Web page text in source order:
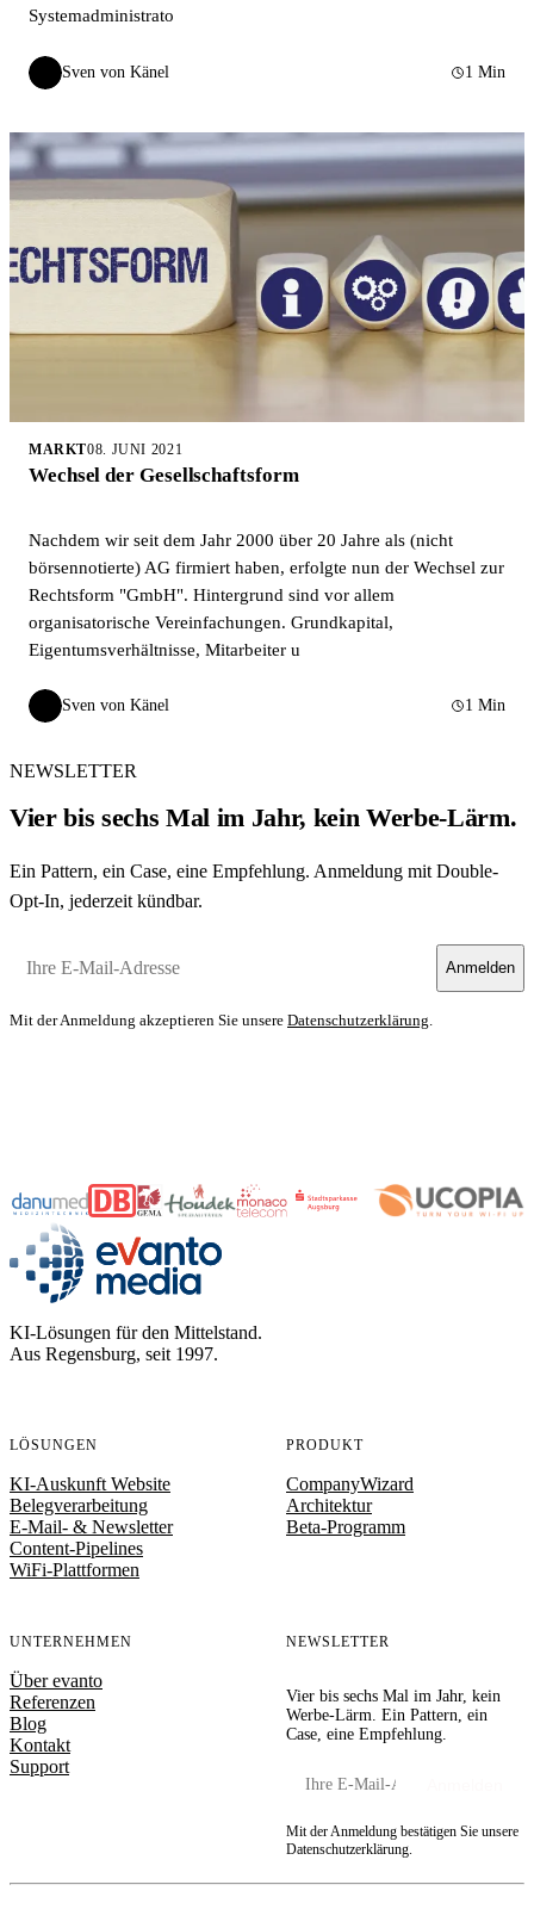
Systemadministrato
Sven von Känel 1 Min
MARKT08. JUNI 2021
Wechsel der Gesellschaftsform
Nachdem wir seit dem Jahr 2000 über 20 Jahre als (nicht
börsennotierte) AG firmiert haben, erfolgte nun der Wechsel zur
Rechtsform "GmbH". Hintergrund sind vor allem
organisatorische Vereinfachungen. Grundkapital,
Eigentumsverhältnisse, Mitarbeiter u
Sven von Känel 1 Min
NEWSLETTER
Vier bis sechs Mal im Jahr, kein Werbe-Lärm.
Ein Pattern, ein Case, eine Empfehlung. Anmeldung mit Double-
Opt-In, jederzeit kündbar.
Anmelden
Mit der Anmeldung akzeptieren Sie unsere Datenschutzerklärung
evanto media
KI-Lösungen für den Mittelstand.
Aus Regensburg, seit 1997.
LÖSUNGEN
KI-Auskunft Website
Belegverarbeitung
E-Mail- & Newsletter
Content-Pipelines
WiFi-Plattformen
PRODUKT
CompanyWizard
Architektur
Beta-Programm
UNTERNEHMEN
Über evanto
Referenzen
Blog
Kontakt
Support
NEWSLETTER
Vier bis sechs Mal im Jahr, kein
Werbe-Lärm. Ein Pattern, ein
Case, eine Empfehlung.
Ihre E-Mail-Adresse
Mit der Anmeldung bestätigen Sie unsere
Datenschutzerklärung.